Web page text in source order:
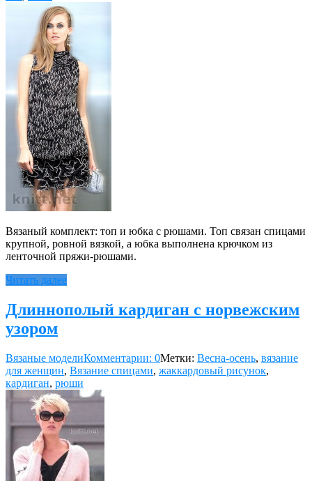
Вязаный комплект: топ и юбка с рюшами. Топ связан спицами
крупной, ровной вязкой, а юбка выполнена крючком из
ленточной пряжи-рюшами.
Читать далее
Длиннополый кардиган с норвежским
узором
Вязаные моделиКомментарии: 0Метки: Весна-осень, вязание
для женщин, Вязание спицами, жаккардовый рисунок,
кардиган, рюши